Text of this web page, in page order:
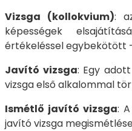
Vizsga (kollokvium):
képességek
értékeléssel egybekötött
Javító vizsga: Egy
vizsga első alkalommal
Ismétlő javító vizsga:
javító vizsga